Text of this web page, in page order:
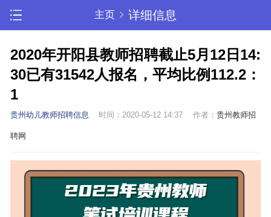
主页 详细信息
2020年开阳县教师招聘截止5月12日14:
30已有31542人报名，平均比例112.2：
1
贵州幼儿教师招聘信息 时间：2020-05-12 14:37 作者： 贵州教师招
聘网